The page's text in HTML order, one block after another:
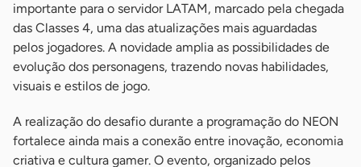
importante para o servidor LATAM, marcado pela chegada
das Classes 4, uma das atualizações mais aguardadas
pelos jogadores. A novidade amplia as possibilidades de
evolução dos personagens, trazendo novas habilidades,
visuais e estilos de jogo.
A realização do desafio durante a programação do NEON
fortalece ainda mais a conexão entre inovação, economia
criativa e cultura gamer. O evento, organizado pelos